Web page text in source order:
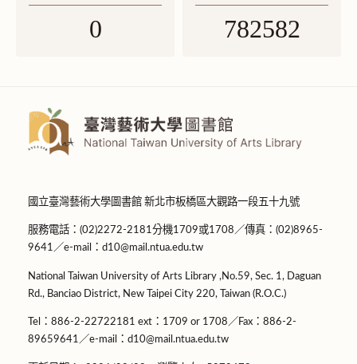
0 782582
國立臺灣藝術大學圖書館 新北市板橋區大觀路一段五十九號
服務電話：(02)2272-2181分機1709或1708／傳真：(02)8965-
9641／e-mail：d10@mail.ntua.edu.tw
National Taiwan University of Arts Library ,No.59, Sec. 1, Daguan
Rd., Banciao District, New Taipei City 220, Taiwan (R.O.C.)
Tel：886-2-22722181 ext：1709 or 1708／Fax：886-2-
89659641／e-mail：d10@mail.ntua.edu.tw